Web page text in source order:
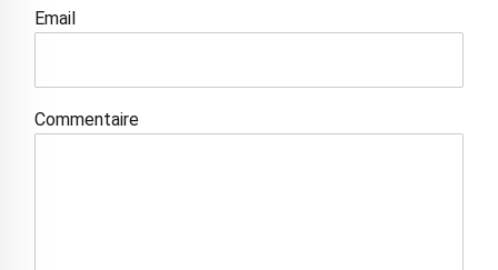
Email
Commentaire